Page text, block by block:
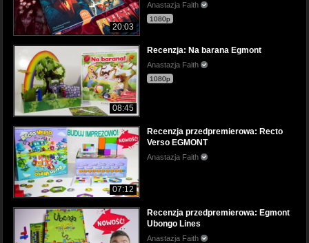
20:03
Anastazja Faith
1080p
08:45
Recenzja: Na barana Egmont
Anastazja Faith
1080p
07:12
Recenzja przedpremierowa: Recto
Verso EGMONT
Anastazja Faith
Recenzja przedpremierowa: Egmont
Ubongo Lines
Anastazja Faith